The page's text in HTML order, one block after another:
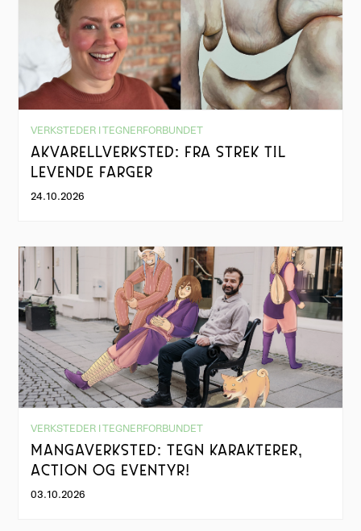
VERKSTEDER I TEGNERFORBUNDET
AKVARELLVERKSTED: FRA STREK TIL
LEVENDE FARGER
24.10.2026
VERKSTEDER I TEGNERFORBUNDET
MANGAVERKSTED: TEGN KARAKTERER,
ACTION OG EVENTYR!
03.10.2026